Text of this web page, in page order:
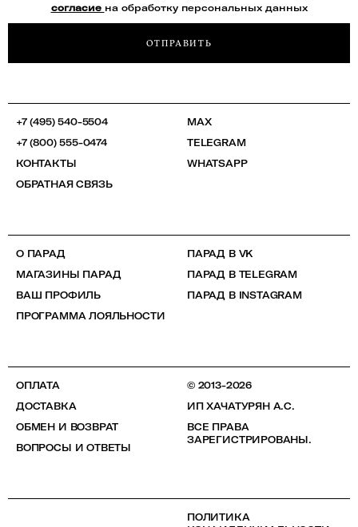
согласие на обработку персональных данных
ОТПРАВИТЬ
+7 (495) 540-5504
+7 (800) 555-0474
КОНТАКТЫ
ОБРАТНАЯ СВЯЗЬ
MAX
TELEGRAM
WHATSAPP
О ПАРАД
МАГАЗИНЫ ПАРАД
ВАШ ПРОФИЛЬ
ПРОГРАММА ЛОЯЛЬНОСТИ
ПАРАД В VK
ПАРАД В TELEGRAM
ПАРАД В INSTAGRAM
ОПЛАТА
ДОСТАВКА
ОБМЕН И ВОЗВРАТ
ВОПРОСЫ И ОТВЕТЫ
© 2013-2026
ИП ХАЧАТУРЯН А.С.
ВСЕ ПРАВА
ЗАРЕГИСТРИРОВАНЫ.
ПОЛИТИКА